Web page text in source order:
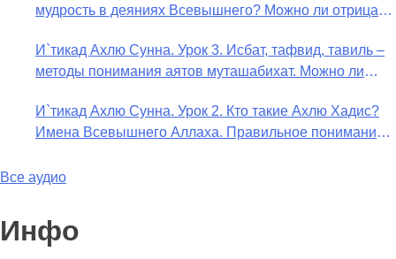
мудрость в деяниях Всевышнего? Можно ли отрицать
не пришло в Коране и Сунне? Концепция ибн
Таймийи
И`тикад Ахлю Сунна. Урок 3. Исбат, тафвид, тавиль –
методы понимания аятов муташабихат. Можно ли
Что означает утверждение сифата «биля кейфа» (без
образа)?
И`тикад Ахлю Сунна. Урок 2. Кто такие Ахлю Хадис?
Имена Всевышнего Аллаха. Правильное понимание
Все аудио
Инфо